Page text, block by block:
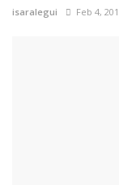
isaralegui Feb 4,